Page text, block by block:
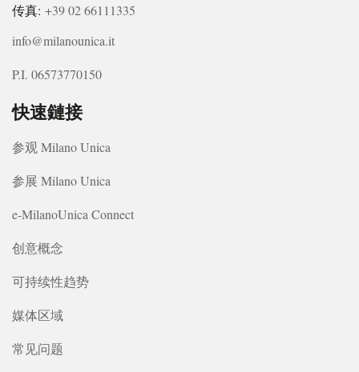
传真: +39 02 66111335
info@milanounica.it
P.I. 06573770150
快速鏈接
参观 Milano Unica
参展 Milano Unica
e-MilanoUnica Connect
创意概念
可持续性趋势
媒体区域
常见问题